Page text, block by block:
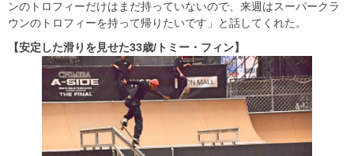
ンのトロフィーだけはまだ持っていないので、来週はスーパークラ
ウンのトロフィーを持って帰りたいです」と話してくれた。
【安定した滑りを見せた33歳/トミー・フィン】